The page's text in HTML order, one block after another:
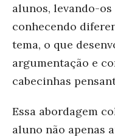
alunos, levando-
conhecendo
tema, o que
argumentação e
cabecinhas
Essa abordagem
aluno não apenas